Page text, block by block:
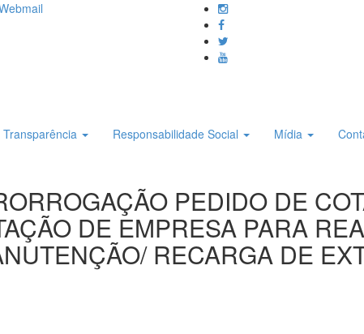
Transparência Responsabilidade Social Mídia
PEDIDO DE
DE EMPRESA PARA
RECARGA DE